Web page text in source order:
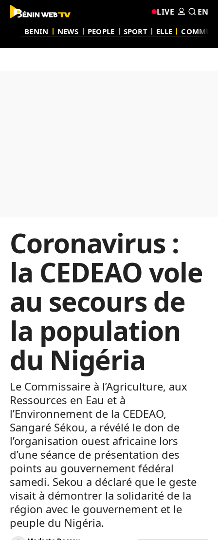
BENIN NEWS PEOPLE SPORT ELLE
LIVE EN
Coronavirus :
la CEDEAO vole
au secours de
la population
du Nigéria
Le Commissaire à l’Agriculture, aux
Ressources en Eau et à
l’Environnement de la CEDEAO,
Sangaré Sékou, a révélé le don de
l’organisation ouest africaine lors
d’une séance de présentation des
points au gouvernement fédéral
samedi. Sekou a déclaré que le geste
visait à démontrer la solidarité de la
région avec le gouvernement et le
peuple du Nigéria.